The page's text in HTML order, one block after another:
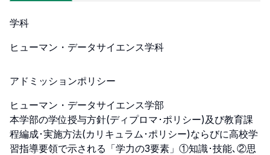
学科
ヒューマン・データサイエンス学科
アドミッションポリシー
ヒューマン・データサイエンス学部
本学部の学位授与方針(ディプロマ･ポリシー)及び教育課
程編成･実施方法(カリキュラム･ポリシー)ならびに高校学
習指導要領で示される「学力の3要素」①知識･技能､②思